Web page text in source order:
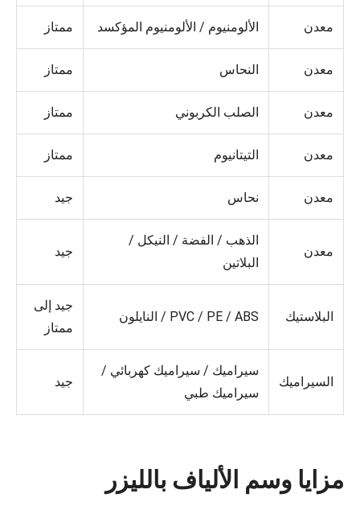
معدن الألومنيوم / الألومنيوم المؤكسد ممتاز
معدن النحاس ممتاز
معدن الصلب الكربوني ممتاز
معدن التيتانيوم ممتاز
معدن نحاس جيد
معدن
الذهب / الفضة / النيكل /
البلاتين
جيد
البلاستيك PVC / PE / ABS / النايلون
جيد إلى
ممتاز
السيراميك
سيراميك / سيراميك كهربائي /
سيراميك طبي
جيد
مزايا وسم الألياف بالليزر